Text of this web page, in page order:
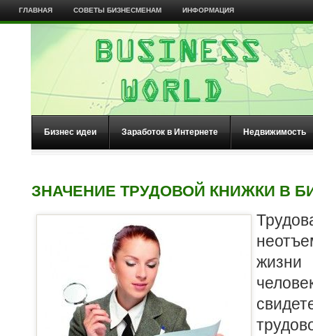
ГЛАВНАЯ СОВЕТЫ БИЗНЕСМЕНАМ ИНФОРМАЦИЯ
Бизнес идеи Заработок в Интернете Недвижимость
ЗНАЧЕНИЕ ТРУДОВОЙ КНИЖКИ В
жизни